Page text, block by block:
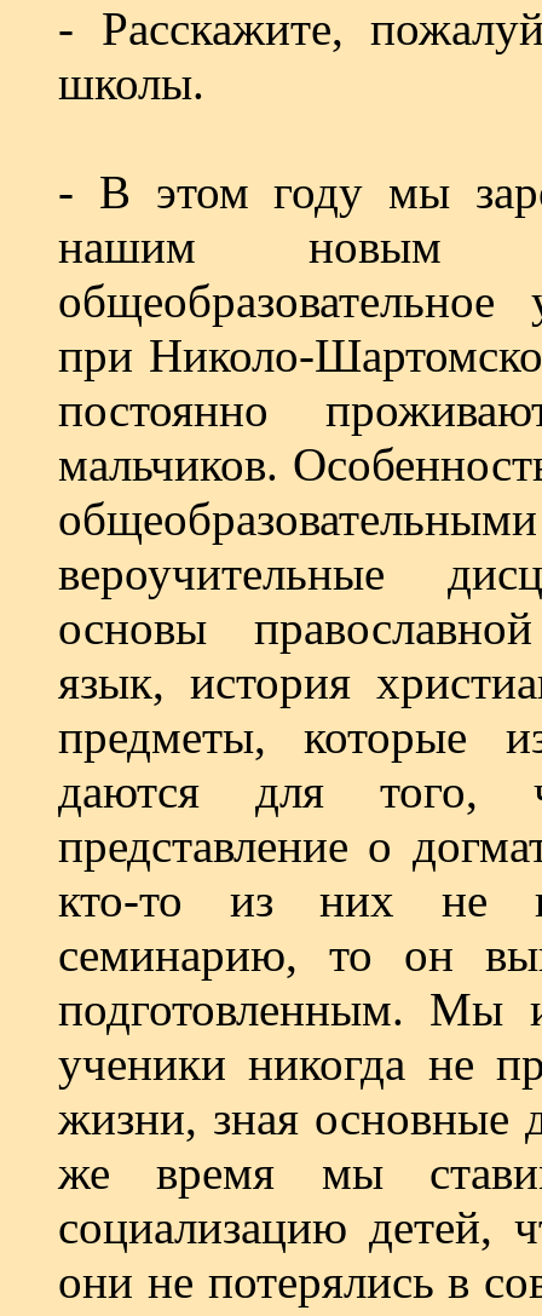
- Расскажите,
школы.
- В этом году мы
нашим новым
при Николо-
постоянно
мальчиков.
вероучительные
основы
язык, история
предметы, которые
даются для того,
представление о
кто-то из них не
семинарию, то он
подготовленным. Мы
ученики никогда не
жизни, зная основные
же время мы
социализацию детей,
они не потерялись в